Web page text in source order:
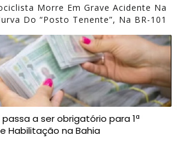
Morre Em Grave Acidente Na
Do “Posto Tenente”, Na BR-101
a ser obrigatório para 1ª
Habilitação na Bahia